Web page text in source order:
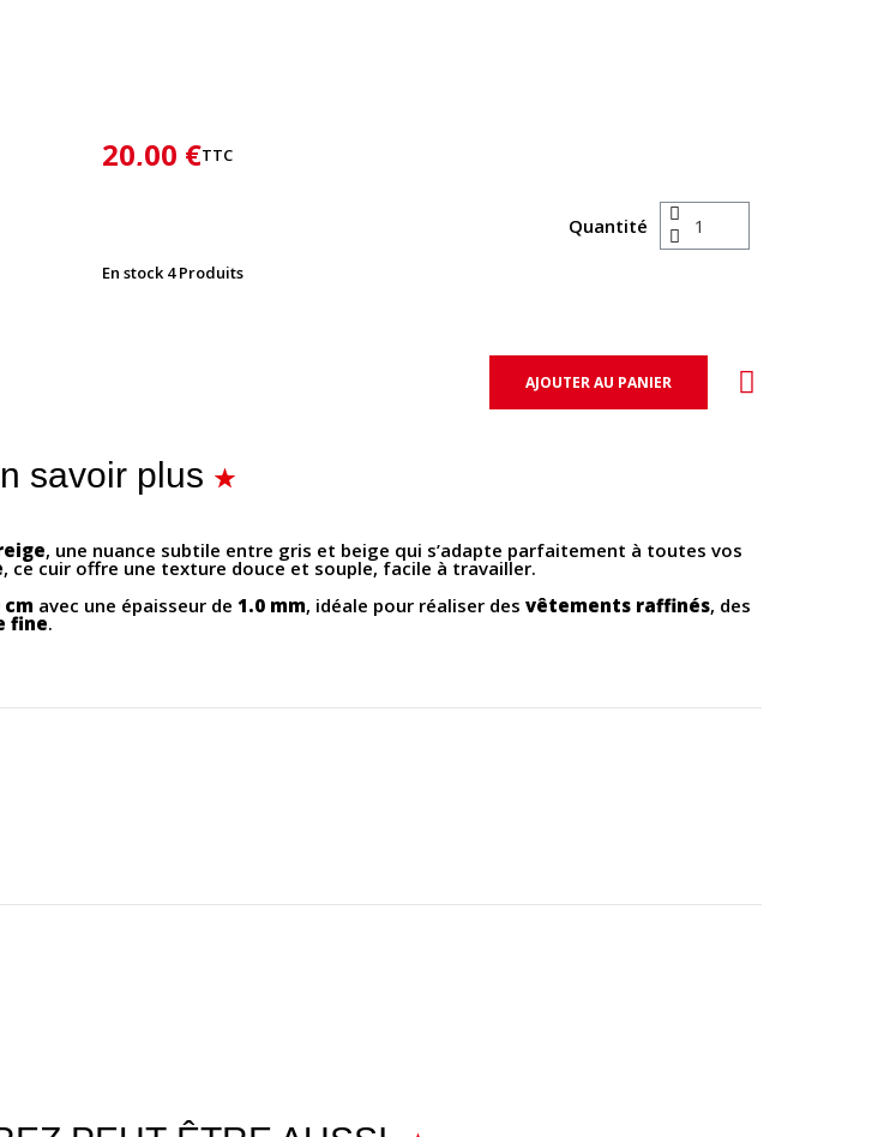
20,00 €TTC
Quantité
En stock 4 Produits
AJOUTER AU PANIER
savoir plus
, une nuance subtile entre gris et beige qui s’adapte parfaitement à toutes vos
, ce cuir offre une texture douce et souple, facile à travailler.
cm avec une épaisseur de 1.0 mm, idéale pour réaliser des vêtements raffinés, des
fine.